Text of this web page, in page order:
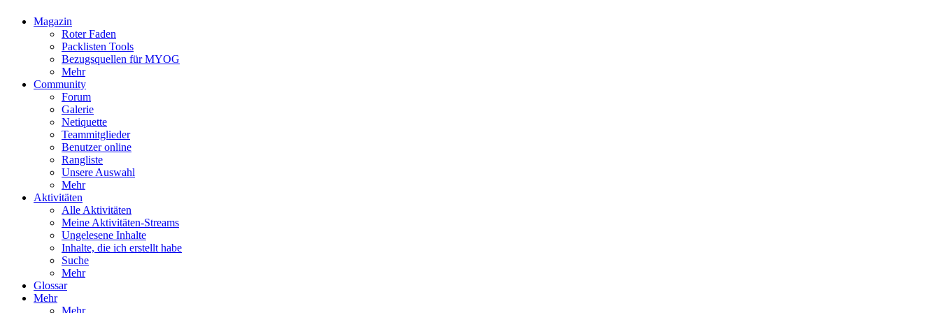
Magazin
Roter Faden
Packlisten Tools
Bezugsquellen für MYOG
Mehr
Community
Forum
Galerie
Netiquette
Teammitglieder
Benutzer online
Rangliste
Unsere Auswahl
Mehr
Aktivitäten
Alle Aktivitäten
Meine Aktivitäten-Streams
Ungelesene Inhalte
Inhalte, die ich erstellt habe
Suche
Mehr
Glossar
Mehr
Mehr